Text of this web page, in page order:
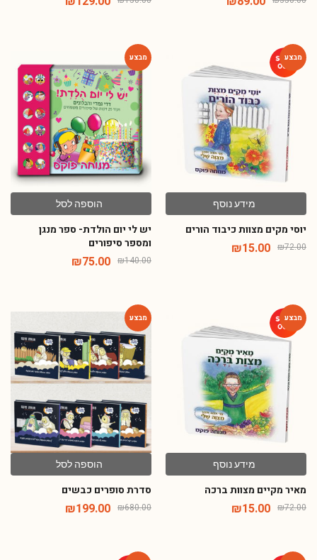
-79%
מידע נוסף
יוסי מקים מצוות כיבוד הורים
₪15.00
-46%
הוספה לסל
יש לי יום הולדת- ספר מנגן
ומספר סיפורים
₪140.00
₪ 75.00
-79%
מידע נוסף
מאיר מקיים מצוות ברכה
₪15.00
-71%
הוספה לסל
סדרת סופרים כבשים
₪199.00